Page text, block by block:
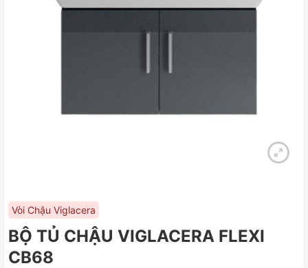
Vòi Chậu Viglacera
BỘ TỦ CHẬU VIGLACERA FLEXI
CB68